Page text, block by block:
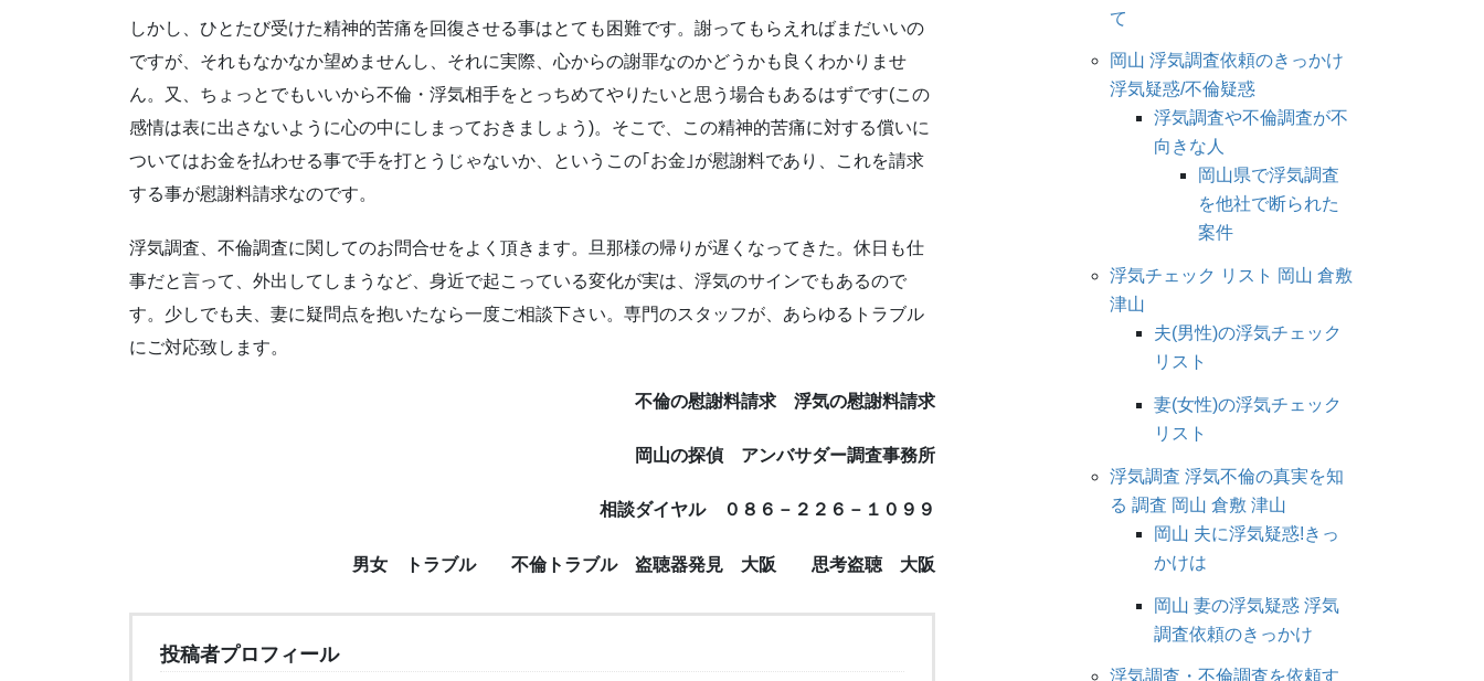
しかし、ひとたび受けた精神的苦痛を回復させる事はとても困難です。謝ってもらえればまだいいの
ですが、それもなかなか望めませんし、それに実際、心からの謝罪なのかどうかも良くわかりませ
ん。又、ちょっとでもいいから不倫・浮気相手をとっちめてやりたいと思う場合もあるはずです(この
感情は表に出さないように心の中にしまっておきましょう)。そこで、この精神的苦痛に対する償いに
ついてはお金を払わせる事で手を打とうじゃないか、というこの｢お金｣が慰謝料であり、これを請求
する事が慰謝料請求なのです。
浮気調査、不倫調査に関してのお問合せをよく頂きます。旦那様の帰りが遅くなってきた。休日も仕
事だと言って、外出してしまうなど、身近で起こっている変化が実は、浮気のサインでもあるので
す。少しでも夫、妻に疑問点を抱いたなら一度ご相談下さい。専門のスタッフが、あらゆるトラブル
にご対応致します。
不倫の慰謝料請求 浮気の慰謝料請求
岡山の探偵 アンバサダー調査事務所
相談ダイヤル ０８６－２２６－１０９９
男女 トラブル 不倫トラブル 盗聴器発見 大阪 思考盗聴 大阪
投稿者プロフィール
て
岡山 浮気調査依頼のきっかけ
浮気疑惑/不倫疑惑
浮気調査や不倫調査が不
向きな人
岡山県で浮気調査
を他社で断られた
案件
浮気チェック リスト 岡山 倉敷
津山
夫(男性)の浮気チェック
リスト
妻(女性)の浮気チェック
リスト
浮気調査 浮気不倫の真実を知
る 調査 岡山 倉敷 津山
岡山 夫に浮気疑惑!きっ
かけは
岡山 妻の浮気疑惑 浮気
調査依頼のきっかけ
浮気調査・不倫調査を依頼す